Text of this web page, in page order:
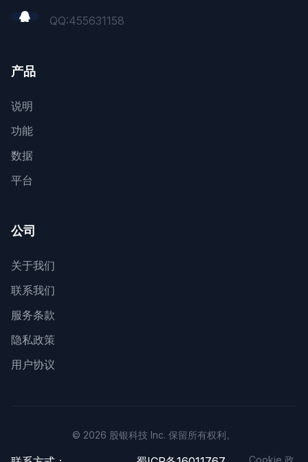
QQ:455631158
产品
说明
功能
数据
平台
公司
关于我们
联系我们
服务条款
隐私政策
用户协议
© 2026 股银科技 Inc. 保留所有权利。
Cookie 政